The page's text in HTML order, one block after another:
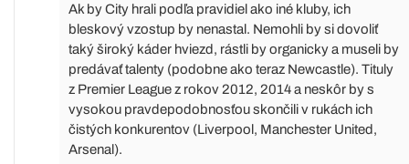
Ak by City hrali podľa pravidiel ako iné kluby, ich
bleskový vzostup by nenastal. Nemohli by si dovoliť
taký široký káder hviezd, rástli by organicky a museli by
predávať talenty (podobne ako teraz Newcastle). Tituly
z Premier League z rokov 2012, 2014 a neskôr by s
vysokou pravdepodobnosťou skončili v rukách ich
čistých konkurentov (Liverpool, Manchester United,
Arsenal).